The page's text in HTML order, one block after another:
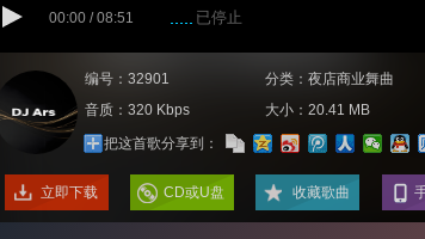
00:00 / 08:51 已停止
编号：32901 分类：夜店商业舞曲
音质：320 Kbps
大小：20.41 MB
把这首歌分享到：
立即下载 CD或U盘 收藏歌曲